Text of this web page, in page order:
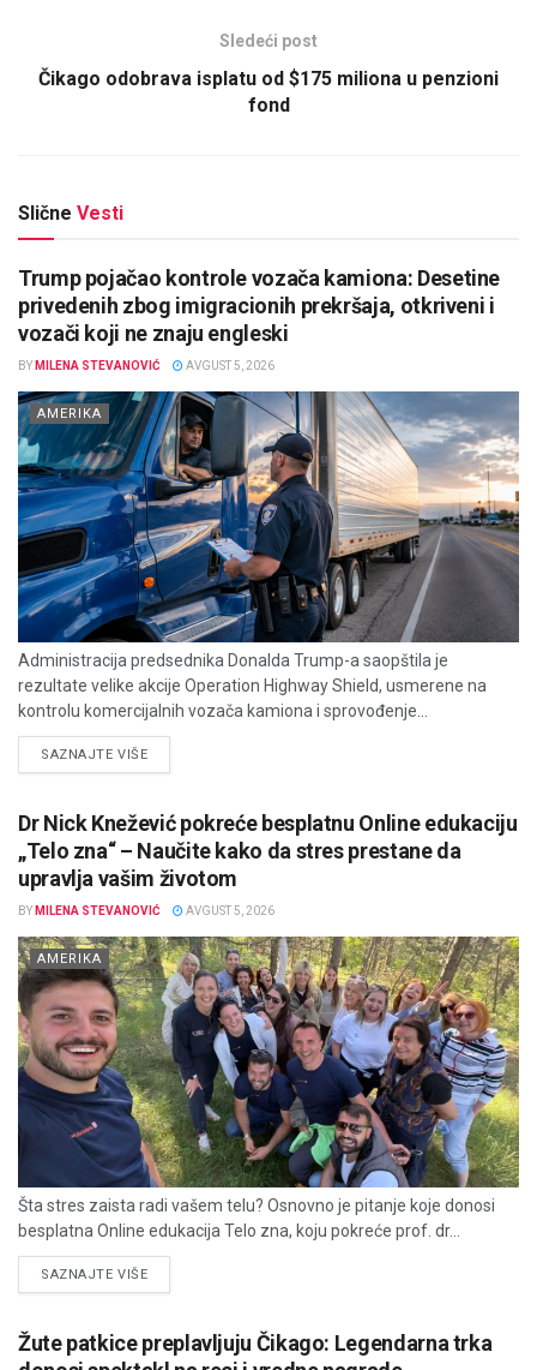
Sledeći post
Čikago odobrava isplatu od $175 miliona u penzioni
fond
Slične Vesti
Trump pojačao kontrole vozača kamiona: Desetine
privedenih zbog imigracionih prekršaja, otkriveni i
vozači koji ne znaju engleski
BY MILENA STEVANOVIĆ AVGUST 5, 2026
AMERIKA
Administracija predsednika Donalda Trump-a saopštila je
rezultate velike akcije Operation Highway Shield, usmerene na
kontrolu komercijalnih vozača kamiona i sprovođenje...
SAZNAJTE VIŠEDETAILS
Dr Nick Knežević pokreće besplatnu Online edukaciju
„Telo zna“ – Naučite kako da stres prestane da
upravlja vašim životom
BY MILENA STEVANOVIĆ AVGUST 5, 2026
AMERIKA
Šta stres zaista radi vašem telu? Osnovno je pitanje koje donosi
besplatna Online edukacija Telo zna, koju pokreće prof. dr...
SAZNAJTE VIŠEDETAILS
Žute patkice preplavljuju Čikago: Legendarna trka